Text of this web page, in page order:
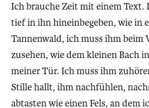
Ich brauche Zeit mit einem Text.
tief in ihn hineinbegeben, wie in
Tannenwald, ich muss ihm beim
zusehen, wie dem kleinen Bach
meiner Tür. Ich muss ihm
Stille hallt, ihm nachfühlen,
abtasten wie einen Fels, an dem